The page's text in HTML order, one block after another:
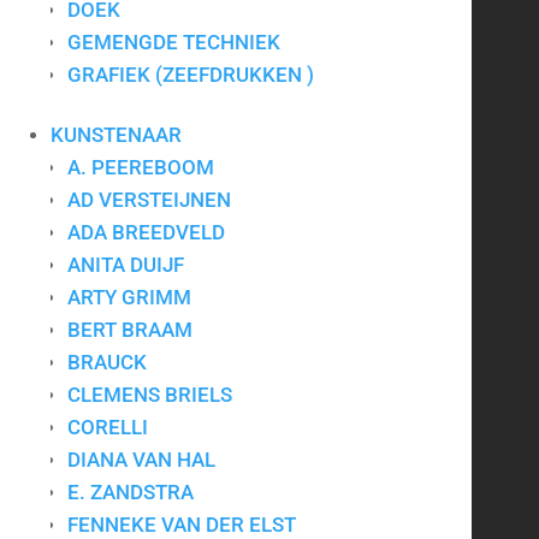
DOEK
GEMENGDE TECHNIEK
GRAFIEK (ZEEFDRUKKEN )
KUNSTENAAR
A. PEEREBOOM
AD VERSTEIJNEN
ADA BREEDVELD
ANITA DUIJF
ARTY GRIMM
BERT BRAAM
BRAUCK
CLEMENS BRIELS
CORELLI
DIANA VAN HAL
E. ZANDSTRA
FENNEKE VAN DER ELST
CONTACT
Tel.:
+31-(0)13-5454656
Mobiel:+31-(0)6-24640033
E-mail:
info@artforcompany.nl
KvK: 18081401
BTW: NL001780285B65
Privacyverklaring |Algemene voorwaarden
Kunst voor bedrijven
Kunst op kantoor
Bedrijfskunst